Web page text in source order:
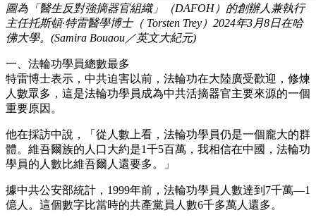
圖為「醫生反對強摘器官組織」（DAFOH）的創辦人兼執行
主任托斯頓·特雷醫學博士（ Torsten Trey）2024年3月8日在哈
佛大學。(Samira Bouaou／英文大紀元)
一、法輪功學員總數最多
特雷博士表示，中共迫害以前，法輪功在大陸廣受歡迎，修煉
人數眾多，這是法輪功學員成為中共活摘器官主要來源的一個
重要原因。
他在採訪中說，「從人數上看，法輪功學員仍是一個龐大的群
體。維吾爾族的人口大約是1千5百萬，我相信在中國，法輪功
學員的人數比維吾爾人還要多。」
據中共公安部統計，1999年前，法輪功學員人數達到7千萬—1
億人。這個數字比當時的共產黨員人數6千多萬人還多。